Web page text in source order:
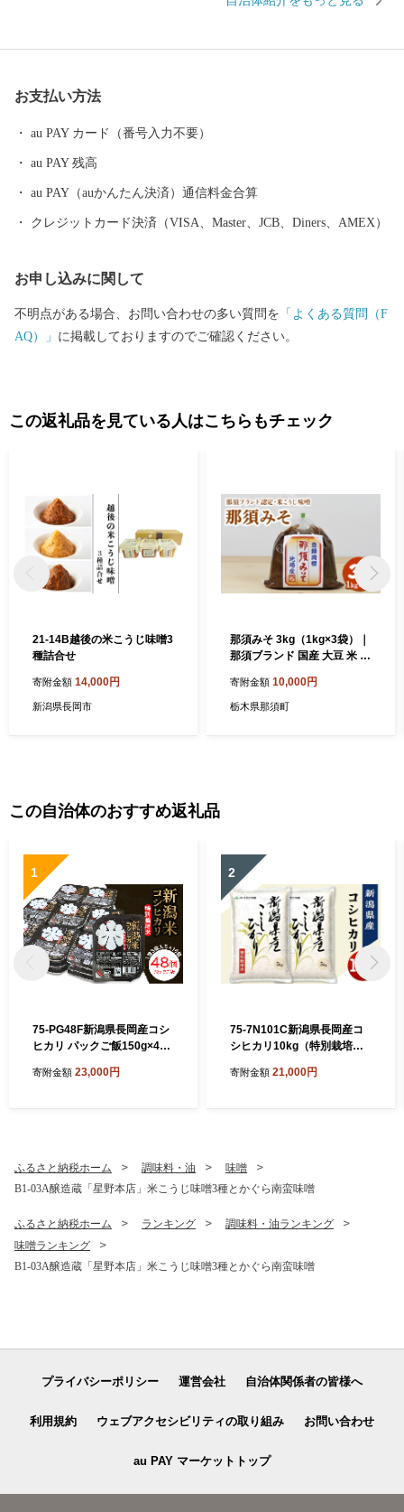
明媚な棚田など、さまざまな特色と文化を持った個性豊かなエリ
コシヒカリをはじめとした長岡自慢の品をご用意しました。ぜひ
お支払い方法
au PAY カード（番号入力不要）
au PAY 残高
au PAY（auかんたん決済）通信料金合算
クレジットカード決済（VISA、Master、JCB、Diners、AMEX）
お申し込みに関して
不明点がある場合、お問い合わせの多い質問を 「よくある質問（F
AQ）」 に掲載しておりますのでご確認ください。
この返礼品を見ている人はこちらもチェック
21-14B越後の米こうじ味噌3
種詰合せ
寄附金額 14,000円
新潟県長岡市
那須みそ 3kg（1kg×3袋）｜
那須ブランド 国産 大豆 米 米
8〕
寄附金額 10,000円
栃木県那須町
この自治体のおすすめ返礼品
1
75-PG48F新潟県長岡産コシ
ヒカリ パックご飯150g×48
寄附金額 23,000円
2
75-7N101C新潟県長岡産コ
シヒカリ10kg（特別栽培
寄附金額 21,000円
ふるさと納税ホーム 調味料・油
味噌
B1-03A醸造蔵「星野本店」米こうじ味噌3種とかぐら南蛮味噌
ふるさと納税ホーム ランキング
調味料・油ランキング
味噌ランキング
B1-03A醸造蔵「星野本店」米こうじ味噌3種とかぐら南蛮味噌
プライバシーポリシー 運営会社 自治体関係者の皆様へ
利用規約 ウェブアクセシビリティの取り組み お問い合わせ
au PAY マーケットトップ